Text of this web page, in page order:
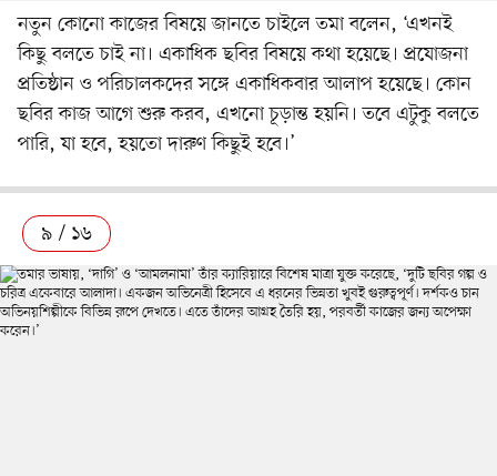
নতুন কোনো কাজের বিষয়ে জানতে চাইলে তমা বলেন, ‘এখনই
কিছু বলতে চাই না। একাধিক ছবির বিষয়ে কথা হয়েছে। প্রযোজনা
প্রতিষ্ঠান ও পরিচালকদের সঙ্গে একাধিকবার আলাপ হয়েছে। কোন
ছবির কাজ আগে শুরু করব, এখনো চূড়ান্ত হয়নি। তবে এটুকু বলতে
পারি, যা হবে, হয়তো দারুণ কিছুই হবে।’
৯ / ১৬